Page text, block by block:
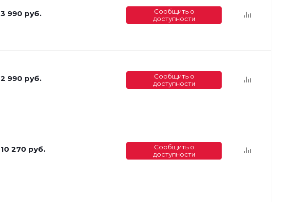
3 990 руб.
Сообщить о
доступности
2 990 руб.
Сообщить о
доступности
10 270 руб.
Сообщить о
доступности